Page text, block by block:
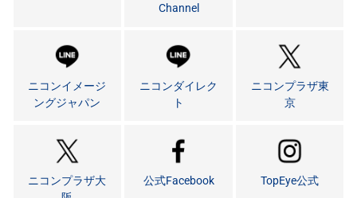
Channel
ニコンイメージ
ングジャパン
ニコンダイレク
ト
ニコンプラザ東
京
ニコンプラザ大
公式Facebook TopEye公式